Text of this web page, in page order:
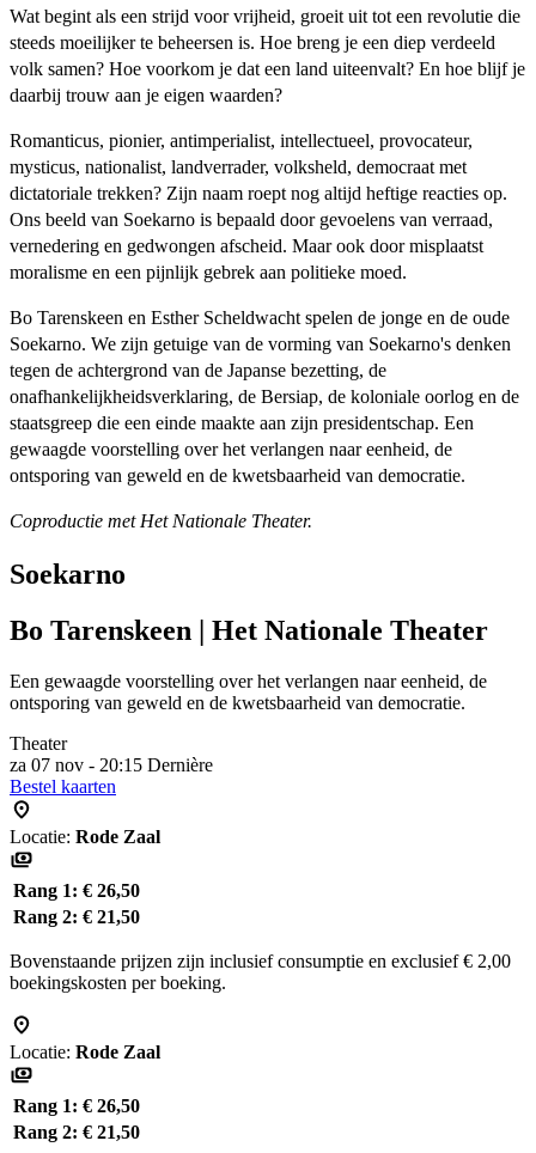
Wat begint als een strijd voor vrijheid, groeit uit tot een revolutie die
steeds moeilijker te beheersen is. Hoe breng je een diep verdeeld
volk samen? Hoe voorkom je dat een land uiteenvalt? En hoe blijf je
daarbij trouw aan je eigen waarden?
Romanticus, pionier, antimperialist, intellectueel, provocateur,
mysticus, nationalist, landverrader, volksheld, democraat met
dictatoriale trekken? Zijn naam roept nog altijd heftige reacties op.
Ons beeld van Soekarno is bepaald door gevoelens van verraad,
vernedering en gedwongen afscheid. Maar ook door misplaatst
moralisme en een pijnlijk gebrek aan politieke moed.
Bo Tarenskeen en Esther Scheldwacht spelen de jonge en de oude
Soekarno. We zijn getuige van de vorming van Soekarno's denken
tegen de achtergrond van de Japanse bezetting, de
onafhankelijkheidsverklaring, de Bersiap, de koloniale oorlog en de
staatsgreep die een einde maakte aan zijn presidentschap. Een
gewaagde voorstelling over het verlangen naar eenheid, de
ontsporing van geweld en de kwetsbaarheid van democratie.
Coproductie met Het Nationale Theater.
Soekarno
Bo Tarenskeen | Het Nationale Theater
Een gewaagde voorstelling over het verlangen naar eenheid, de
ontsporing van geweld en de kwetsbaarheid van democratie.
Theater
za 07 nov - 20:15 Dernière
Bestel kaarten
Locatie: Rode Zaal
Rang 1: € 26,50
Rang 2: € 21,50
Bovenstaande prijzen zijn inclusief consumptie en exclusief € 2,00
boekingskosten per boeking.
Locatie: Rode Zaal
Rang 1: € 26,50
Rang 2: € 21,50